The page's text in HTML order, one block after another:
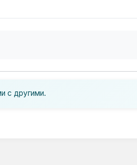
с другими.